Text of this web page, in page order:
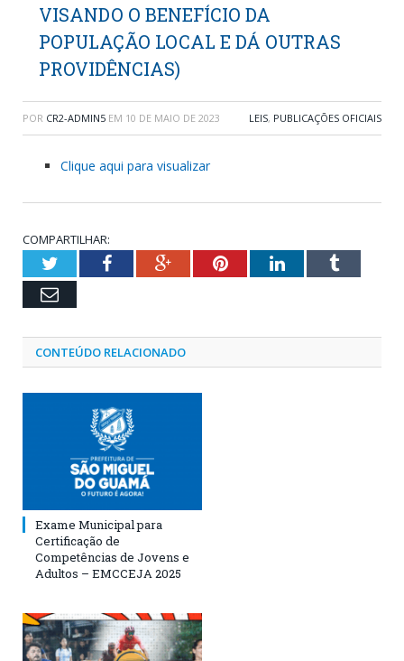
VISANDO O BENEFÍCIO DA
POPULAÇÃO LOCAL E DÁ OUTRAS
PROVIDÊNCIAS)
POR CR2-ADMIN5 EM 10 DE MAIO DE 2023 LEIS, PUBLICAÇÕES OFICIAIS
Clique aqui para visualizar
COMPARTILHAR:
TwitterFacebookGoogle+PinterestLinkedInTumblr
Email
CONTEÚDO RELACIONADO
Exame Municipal para
Certificação de
Competências de Jovens e
Adultos – EMCCEJA 2025